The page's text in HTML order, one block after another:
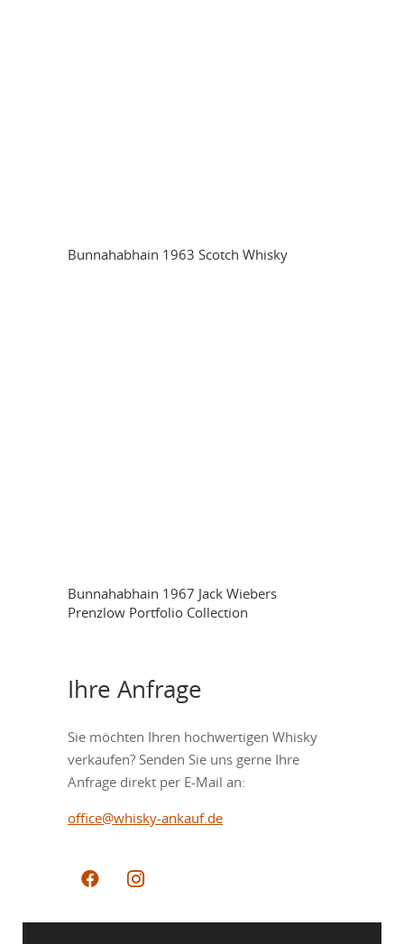
Bunnahabhain 1963 Scotch Whisky
Bunnahabhain 1967 Jack Wiebers
Prenzlow Portfolio Collection
Ihre Anfrage
Sie möchten Ihren hochwertigen Whisky
verkaufen? Senden Sie uns gerne Ihre
Anfrage direkt per E-Mail an:
office@whisky-ankauf.de